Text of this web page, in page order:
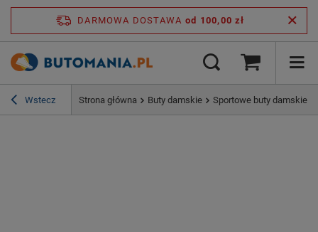
DARMOWA DOSTAWA od 100,00 zł
Wstecz Strona główna Buty damskie Sportowe buty damskie